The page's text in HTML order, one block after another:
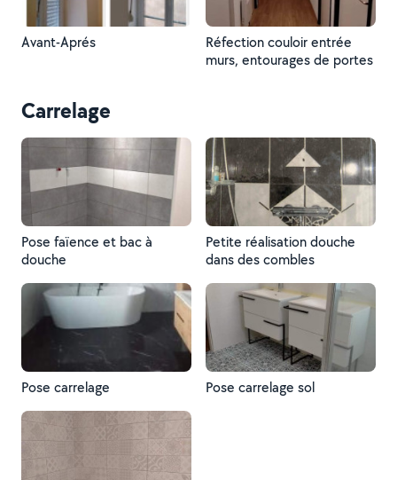
Avant-Aprés
Réfection couloir entrée
murs, entourages de portes
Carrelage
Pose faïence et bac à
douche
Petite réalisation douche
dans des combles
Pose carrelage Pose carrelage sol